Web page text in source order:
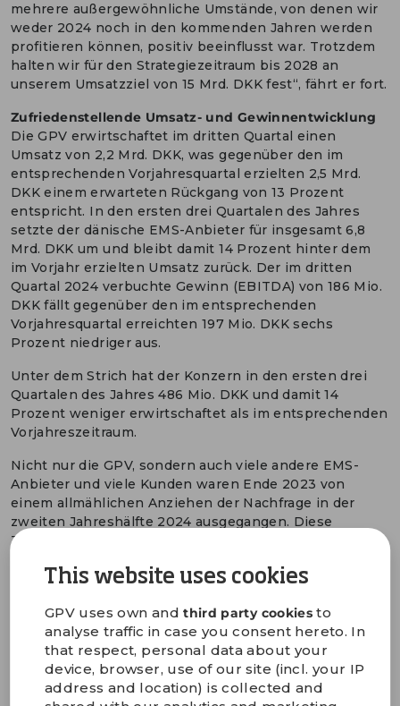
This website uses cookies
GPV uses own andthird party cookiesto
analyse traffic in case you consent hereto. In
that respect, personal data about your
device, browser, use of our site (incl. your IP
address and location) is collected and
mehrere außergewöhnliche Umstände, von denen wir
weder 2024 noch in den kommenden Jahren werden
profitieren können, positiv beeinflusst war. Trotzdem
halten wir für den Strategiezeitraum bis 2028 an
unserem Umsatzziel von 15 Mrd. DKK fest“, fährt er fort.
Zufriedenstellende Umsatz- und Gewinnentwicklung
Die GPV erwirtschaftet im dritten Quartal einen
Umsatz von 2,2 Mrd. DKK, was gegenüber den im
entsprechenden Vorjahresquartal erzielten 2,5 Mrd.
DKK einem erwarteten Rückgang von 13 Prozent
entspricht. In den ersten drei Quartalen des Jahres
setzte der dänische EMS-Anbieter für insgesamt 6,8
Mrd. DKK um und bleibt damit 14 Prozent hinter dem
im Vorjahr erzielten Umsatz zurück. Der im dritten
Quartal 2024 verbuchte Gewinn (EBITDA) von 186 Mio.
DKK fällt gegenüber den im entsprechenden
Vorjahresquartal erreichten 197 Mio. DKK sechs
Prozent niedriger aus.
Unter dem Strich hat der Konzern in den ersten drei
Quartalen des Jahres 486 Mio. DKK und damit 14
Prozent weniger erwirtschaftet als im entsprechenden
Vorjahreszeitraum.
Nicht nur die GPV, sondern auch viele andere EMS-
Anbieter und viele Kunden waren Ende 2023 von
einem allmählichen Anziehen der Nachfrage in der
zweiten Jahreshälfte 2024 ausgegangen. Diese
Trendwende ist bisher nicht eingetreten und es ist
ändern wird. Bo Lybæk ist jedoch zuversichtlich nicht
Branche allgemein:
„Das globale Wirtschaftswachstum wird nach wie vor
von den USA und Asien angetrieben, während Europa
und China niedrigere Wachstumsraten aufweisen. Wir